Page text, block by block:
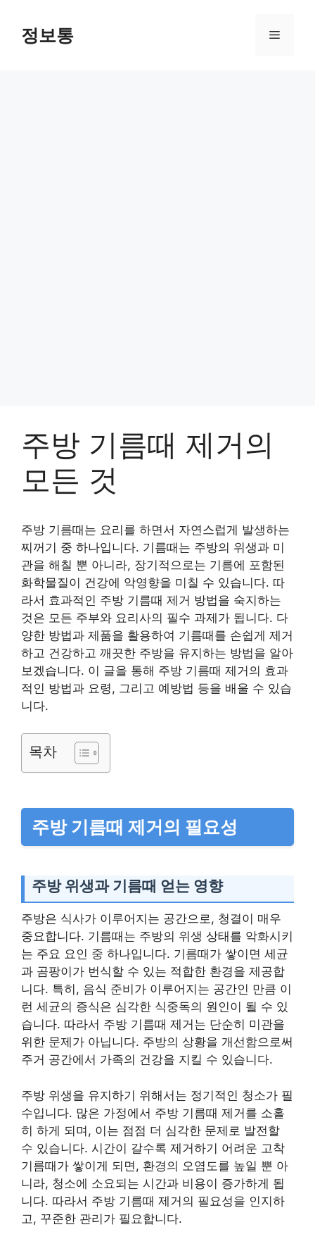
content정보통 Menu
주방 기름때 제거의
모든 것
주방 기름때는 요리를 하면서 자연스럽게 발생하는
찌꺼기 중 하나입니다. 기름때는 주방의 위생과 미
관을 해칠 뿐 아니라, 장기적으로는 기름에 포함된
화학물질이 건강에 악영향을 미칠 수 있습니다. 따
라서 효과적인 주방 기름때 제거 방법을 숙지하는
것은 모든 주부와 요리사의 필수 과제가 됩니다. 다
양한 방법과 제품을 활용하여 기름때를 손쉽게 제거
하고 건강하고 깨끗한 주방을 유지하는 방법을 알아
보겠습니다. 이 글을 통해 주방 기름때 제거의 효과
적인 방법과 요령, 그리고 예방법 등을 배울 수 있습
니다.
목차
주방 기름때 제거의 필요성
주방 위생과 기름때 얻는 영향
주방은 식사가 이루어지는 공간으로, 청결이 매우
중요합니다. 기름때는 주방의 위생 상태를 악화시키
는 주요 요인 중 하나입니다. 기름때가 쌓이면 세균
과 곰팡이가 번식할 수 있는 적합한 환경을 제공합
니다. 특히, 음식 준비가 이루어지는 공간인 만큼 이
런 세균의 증식은 심각한 식중독의 원인이 될 수 있
습니다. 따라서 주방 기름때 제거는 단순히 미관을
위한 문제가 아닙니다. 주방의 상황을 개선함으로써
주거 공간에서 가족의 건강을 지킬 수 있습니다.
주방 위생을 유지하기 위해서는 정기적인 청소가 필
수입니다. 많은 가정에서 주방 기름때 제거를 소홀
히 하게 되며, 이는 점점 더 심각한 문제로 발전할
수 있습니다. 시간이 갈수록 제거하기 어려운 고착
기름때가 쌓이게 되면, 환경의 오염도를 높일 뿐 아
니라, 청소에 소요되는 시간과 비용이 증가하게 됩
니다. 따라서 주방 기름때 제거의 필요성을 인지하
고, 꾸준한 관리가 필요합니다.